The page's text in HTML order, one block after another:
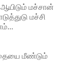
ஆயிடும் மச்சான்
மச்சி
மீண்டும்